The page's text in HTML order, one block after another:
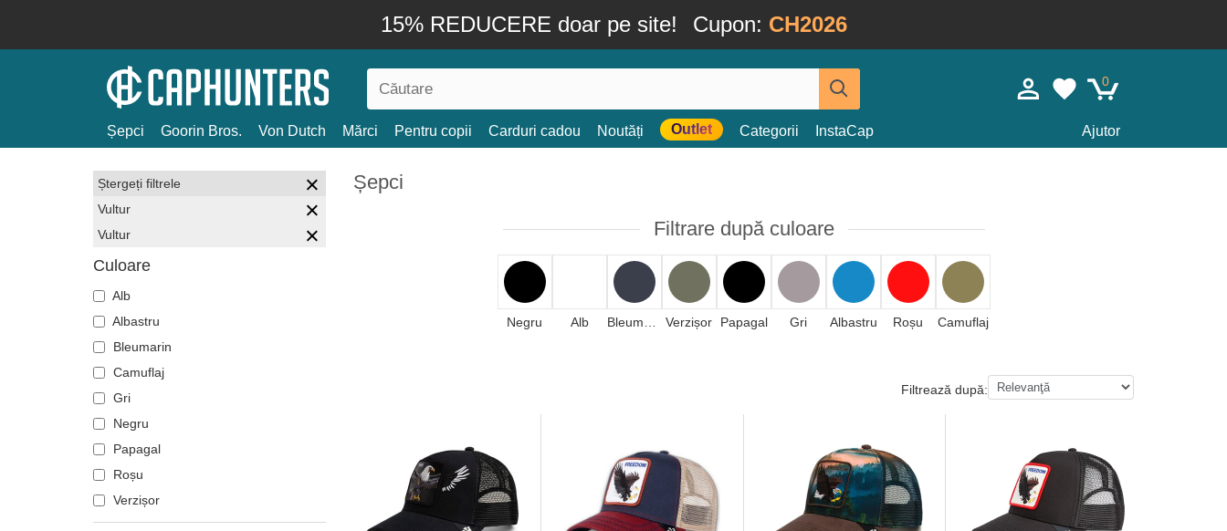
15% REDUCERE doar pe site! Cupon: CH2026
0
Șepci Goorin Bros. Von Dutch Mărci Pentru copii Carduri cadou Noutăți Outlet Categorii InstaCap Ajutor
Ștergeți filtrele
Vultur
Vultur
Culoare
Alb
Albastru
Bleumarin
Camuflaj
Gri
Negru
Papagal
Roșu
Verzișor
Șepci
Filtrare după culoare
Negru Alb Verzișor Papagal Gri Albastru Roșu Camuflaj
Filtrează după: